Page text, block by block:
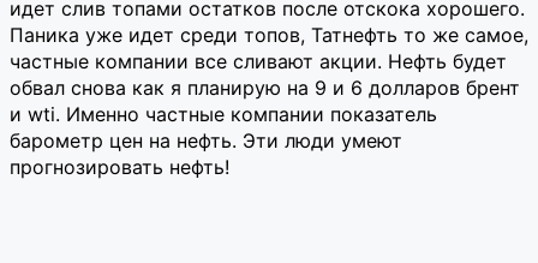
идет слив топами остатков после отскока хорошего.
Паника уже идет среди топов, Татнефть то же самое,
частные компании все сливают акции. Нефть будет
обвал снова как я планирую на 9 и 6 долларов брент
и wti. Именно частные компании показатель
барометр цен на нефть. Эти люди умеют
прогнозировать нефть!